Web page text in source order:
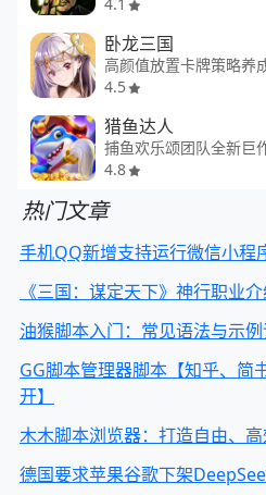
卧龙三国
4.5
猎鱼达人
4.8
热门文章
手机QQ新增支持运行微信小程
《三国：谋定天下》神行职业
油猴脚本入门：常见语法与示
GG脚本管理器脚本【知乎、简
开】
木木脚本浏览器：打造自由、
德国要求苹果谷歌下架